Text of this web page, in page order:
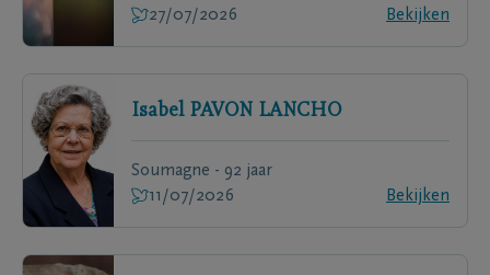
27/07/2026
Bekijken
Isabel PAVON LANCHO
Soumagne - 92 jaar
11/07/2026
Bekijken